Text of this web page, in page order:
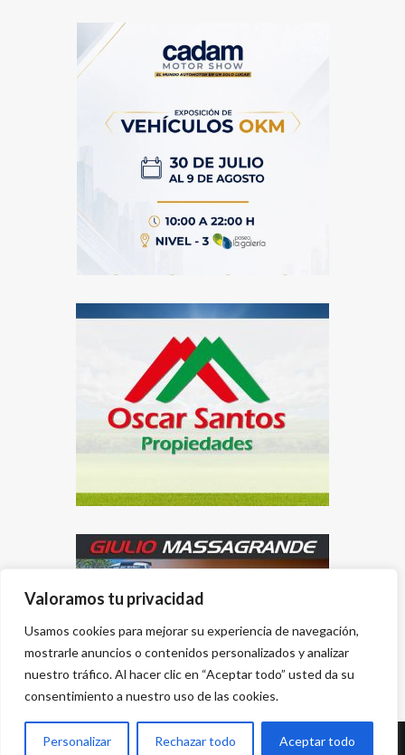
Valoramos tu privacidad
Usamos cookies para mejorar su experiencia de navegación,
mostrarle anuncios o contenidos personalizados y analizar
nuestro tráfico. Al hacer clic en “Aceptar todo” usted da su
consentimiento a nuestro uso de las cookies.
Personalizar Rechazar todo Aceptar todo
Desarrollado por